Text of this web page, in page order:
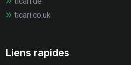
ticari.co.uk
Liens rapides